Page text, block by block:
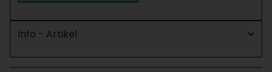
Info - Artikel